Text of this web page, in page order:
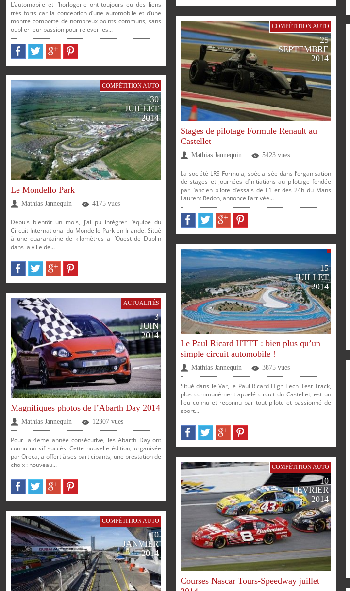
SUR SUR SUR SUR
PARTAGERPARTAGERPARTAGER
SUR
PARTAGER
SUR
PARTAGERPARTAGERPARTAGERPARTAGER
L’automobile et l’horlogerie ont toujours eu des liens
très forts car la conception d’une automobile et d’une
montre comporte de nombreux points communs, sans
oublier leur passion pour relever les...
COMPÉTITION AUTO
25
SEPTEMBRE
2014
Stages de pilotage Formule Renault au
Castellet
Mathias Jannequin 5423 vues
La société LRS Formula, spécialisée dans l’organisation
de stages et journées d’initiations au pilotage fondée
par l’ancien pilote d’essais de F1 et des 24h du Mans
Laurent Redon, annonce l’arrivée...
PARTAGERPARTAGERPARTAGERPARTAGER
COMPÉTITION AUTO
30
JUILLET
2014
Le Mondello Park
Mathias Jannequin 4175 vues
Depuis bientôt un mois, j’ai pu intégrer l’équipe du
Circuit International du Mondello Park en Irlande. Situé
à une quarantaine de kilomètres a l’Ouest de Dublin
dans la ville de...
15
JUILLET
2014
Le Paul Ricard HTTT : bien plus qu’un
simple circuit automobile !
Mathias Jannequin 3875 vues
Situé dans le Var, le Paul Ricard High Tech Test Track,
plus communément appelé circuit du Castellet, est un
lieu connu et reconnu par tout pilote et passionné de
sport...
ACTUALITÉS
3
JUIN
2014
Magnifiques photos de l’Abarth Day 2014
Mathias Jannequin 12307 vues
Pour la 4eme année consécutive, les Abarth Day ont
connu un vif succès. Cette nouvelle édition, organisée
par Oreca, a offert à ses participants, une prestation de
choix : nouveau...
COMPÉTITION AUTO
10
FÉVRIER
2014
Courses Nascar Tours-Speedway juillet
COMPÉTITION AUTO
10
JANVIER
2014